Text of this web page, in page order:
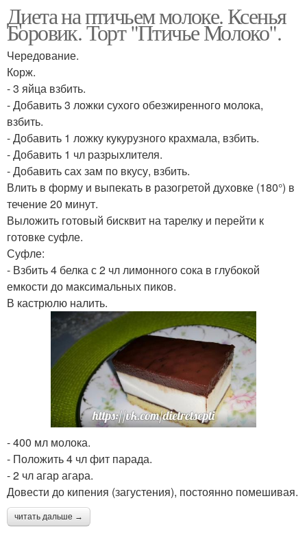
Диета на птичьем молоке. Ксенья
Боровик. Торт "Птичье Молоко".
Чередование.
Корж.
- 3 яйца взбить.
- Добавить 3 ложки сухого обезжиренного молока,
взбить.
- Добавить 1 ложку кукурузного крахмала, взбить.
- Добавить 1 чл разрыхлителя.
- Добавить сах зам по вкусу, взбить.
Влить в форму и выпекать в разогретой духовке (180°) в
течение 20 минут.
Выложить готовый бисквит на тарелку и перейти к
готовке суфле.
Суфле:
- Взбить 4 белка с 2 чл лимонного сока в глубокой
емкости до максимальных пиков.
В кастрюлю налить.
- 400 мл молока.
- Положить 4 чл фит парада.
- 2 чл агар агара.
Довести до кипения (загустения), постоянно помешивая.
читать дальше →